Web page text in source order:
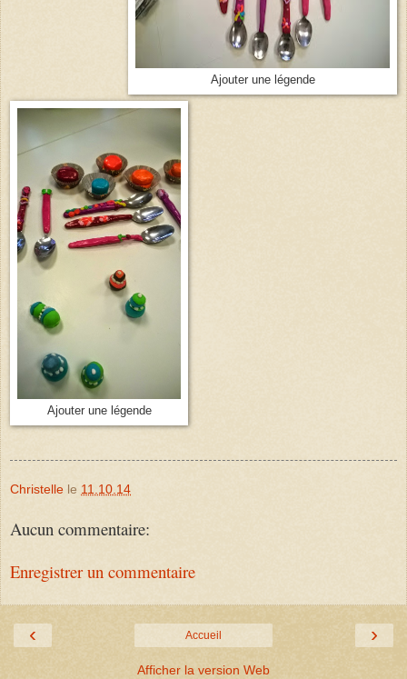
Ajouter une légende
Ajouter une légende
Christelle le 11.10.14
Aucun commentaire:
Enregistrer un commentaire
‹ ›
Accueil
Afficher la version Web